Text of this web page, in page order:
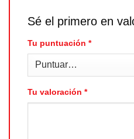
Sé el primero en
Tu puntuación *
Tu valoración *